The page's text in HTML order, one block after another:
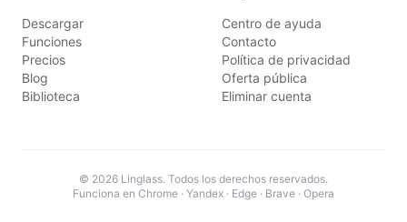
Descargar
Funciones
Precios
Blog
Biblioteca
Centro de ayuda
Contacto
Política de privacidad
Oferta pública
Eliminar cuenta
© 2026 Linglass. Todos los derechos reservados.
Funciona en Chrome · Yandex · Edge · Brave · Opera